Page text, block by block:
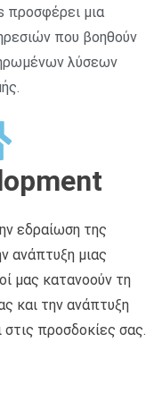
προσφέρει μια
που βοηθούν
λύσεων
εδραίωση της
ανάπτυξη μιας
μας κατανοούν τη
και την ανάπτυξη
προσδοκίες σας.